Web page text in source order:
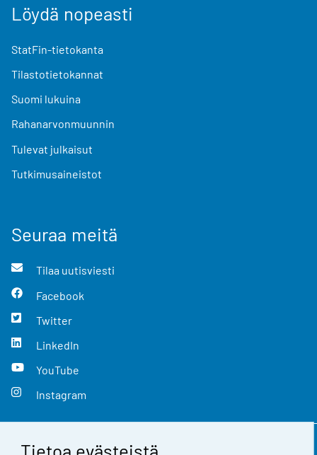
Tietoa evästeistä
Löydä nopeasti
StatFin-tietokanta
Tilastotietokannat
Suomi lukuina
Rahanarvonmuunnin
Tulevat julkaisut
Tutkimusaineistot
Seuraa meitä
Tilaa uutisviesti
Facebook
Twitter
LinkedIn
YouTube
Instagram